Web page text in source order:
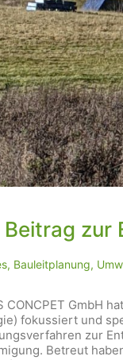
Beitrag zur
, Bauleitplanung,
CONCPET GmbH
fokussiert und
zur
Betreut